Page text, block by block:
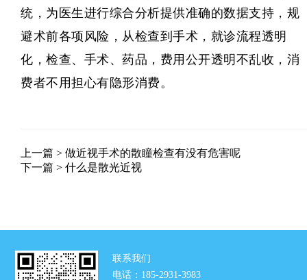
统，为医生进行综合分析提供准确的数据支持，规
避术前各项风险，从检查到手术，就诊流程透明
化，检查、手术、药品，费用公开透明不乱收，消
费者不用担心有隐形消费。
上一篇 > 做近视手术的散瞳检查有没有危害呢
下一篇 > 什么是散光近视
联系我们
电话：185-2931-3983